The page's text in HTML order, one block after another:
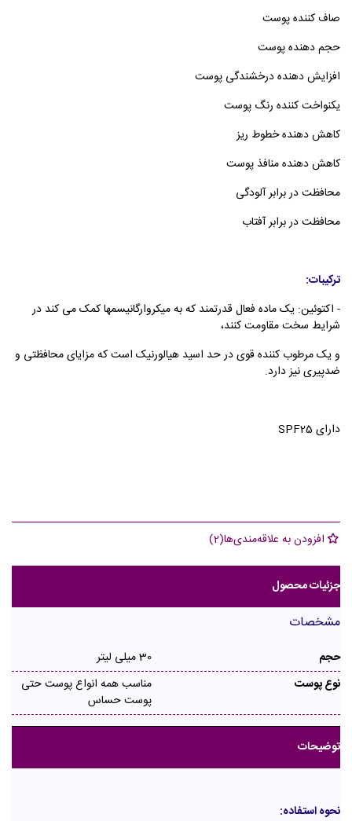
صاف کننده پوست
حجم دهنده پوست
افزایش دهنده درخشندگی پوست
یکنواخت کننده رنگ پوست
کاهش دهنده خطوط ریز
کاهش دهنده منافذ پوست
محافظت در برابر آلودگی
محافظت در برابر آفتاب
ترکیبات:
- اکتوئین: یک ماده فعال قدرتمند که به میکروارگانیسمها کمک می کند در
شرایط سخت مقاومت کنند،
و یک مرطوب کننده قوی در حد اسید هیالورنیک است که مزایای محافظتی و
ضدپیری نیز دارد.
دارای SPF25
افزودن به علاقه‌مندی‌ها(
2
)
جزئیات محصول
مشخصات
حجم
30 میلی لیتر
نوع پوست
مناسب همه انواع پوست حتی
پوست حساس
توضیحات
نحوه استفاده: